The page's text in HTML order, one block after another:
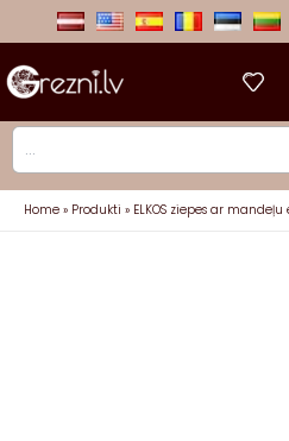
Meklēt
Home Produkti ELKOS ziepes ar mandeļu